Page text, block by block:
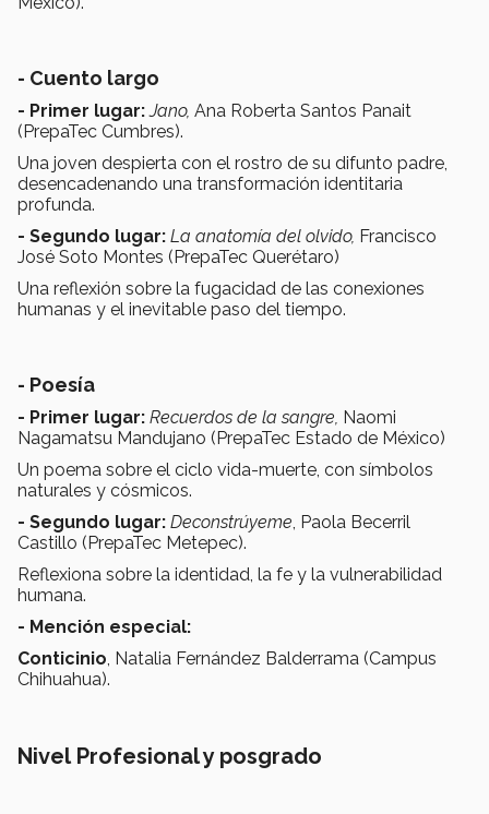
- Cuento largo
- Primer lugar:Jano, Ana Roberta Santos Panait
(PrepaTec Cumbres).
Una joven despierta con el rostro de su difunto padre,
desencadenando una transformación identitaria
profunda.
- Segundo lugar: La anatomía del olvido, Francisco
José Soto Montes (PrepaTec Querétaro)
Una reflexión sobre la fugacidad de las conexiones
humanas y el inevitable paso del tiempo.
- Poesía
- Primer lugar: Recuerdos de la sangre, Naomi
Nagamatsu Mandujano (PrepaTec Estado de México)
Un poema sobre el ciclo vida-muerte, con símbolos
naturales y cósmicos.
- Segundo lugar: Deconstrúyeme, Paola Becerril
Castillo (PrepaTec Metepec).
Reflexiona sobre la identidad, la fe y la vulnerabilidad
humana.
- Mención especial:
Conticinio, Natalia Fernández Balderrama (Campus
Chihuahua).
Nivel Profesional y posgrado